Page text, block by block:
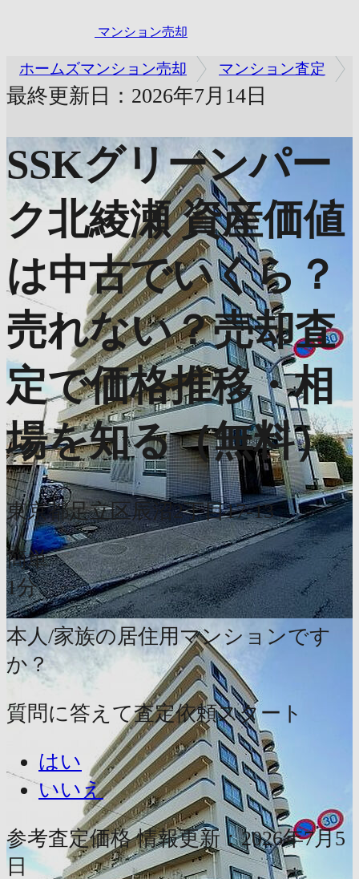
マンション売却
ホームズマンション売却 マンション査定
最終更新日：2026年7月14日
SSKグリーンパー
ク北綾瀬 資産価値
は中古でいくら？
売れない？売却査
定で価格推移・相
場を知る（無料）
東京都足立区辰沼2丁目17-13
簡単
1分
本人/家族の居住用マンションです
か？
質問に答えて査定依頼スタート
はい
いいえ
参考査定価格 情報更新：2026年7月5
日